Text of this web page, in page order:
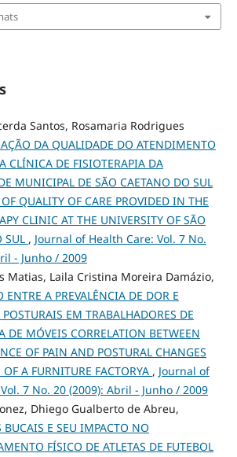
Santos, Rosamaria Rodrigues
DA QUALIDADE DO ATENDIMENTO
CLÍNICA DE FISIOTERAPIA DA
MUNICIPAL DE SÃO CAETANO DO SUL
QUALITY OF CARE PROVIDED IN THE
CLINIC AT THE UNIVERSITY OF SÃO
SUL , Journal of Health Care: Vol. 7 No.
- Junho / 2009
Matias, Laila Cristina Moreira Damázio,
ENTRE A PREVALÊNCIA DE DOR E
POSTURAIS EM TRABALHADORES DE
DE MÓVEIS CORRELATION BETWEEN
OF PAIN AND POSTURAL CHANGES
A FURNITURE FACTORYA , Journal of
7 No. 20 (2009): Abril - Junho / 2009
Dhiego Gualberto de Abreu,
BUCAIS E SEU IMPACTO NO
FÍSICO DE ATLETAS DE FUTEBOL